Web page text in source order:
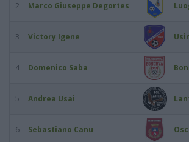
2 Marco Giuseppe Degortes
3 Victory Igene
4 Domenico Saba
5 Andrea Usai
6 Sebastiano Canu